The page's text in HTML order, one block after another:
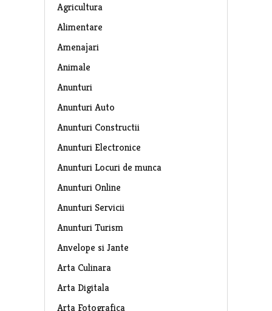
Agricultura
Alimentare
Amenajari
Animale
Anunturi
Anunturi Auto
Anunturi Constructii
Anunturi Electronice
Anunturi Locuri de munca
Anunturi Online
Anunturi Servicii
Anunturi Turism
Anvelope si Jante
Arta Culinara
Arta Digitala
Arta Fotografica